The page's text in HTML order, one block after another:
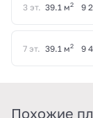
3 эт. 39.1 м2 9
7 эт. 39.1 м2 9
Похожие